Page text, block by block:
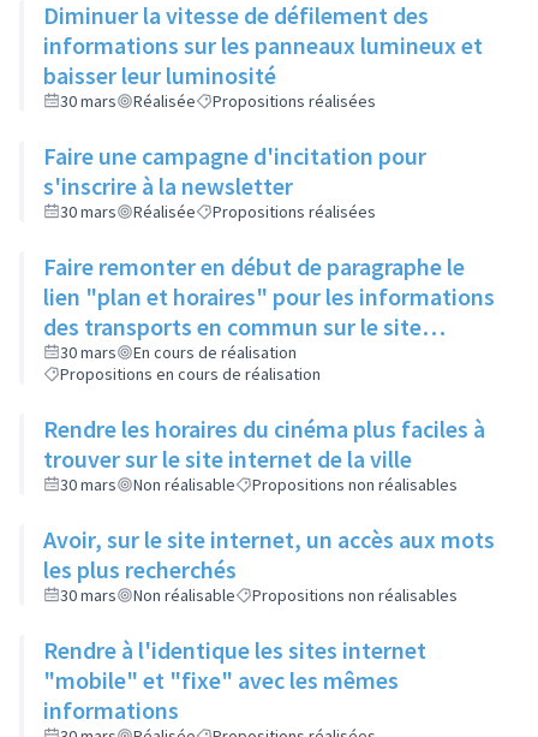
Diminuer la vitesse de défilement des
informations sur les panneaux lumineux et
baisser leur luminosité
30 mars Réalisée Propositions réalisées
Faire une campagne d'incitation pour
s'inscrire à la newsletter
30 mars Réalisée Propositions réalisées
Faire remonter en début de paragraphe le
lien "plan et horaires" pour les informations
des transports en commun sur le site
internet de la ville
30 mars
En cours de réalisation
Propositions en cours de réalisation
Rendre les horaires du cinéma plus faciles à
trouver sur le site internet de la ville
30 mars Non réalisable Propositions non réalisables
Avoir, sur le site internet, un accès aux mots
les plus recherchés
30 mars Non réalisable Propositions non réalisables
Rendre à l'identique les sites internet
"mobile" et "fixe" avec les mêmes
informations